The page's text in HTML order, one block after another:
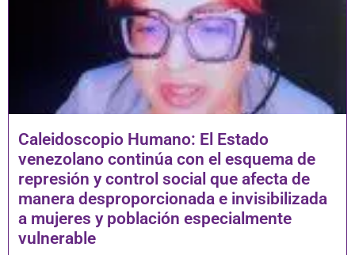
Caleidoscopio Humano: El Estado
venezolano continúa con el esquema de
represión y control social que afecta de
manera desproporcionada e invisibilizada
a mujeres y población especialmente
vulnerable